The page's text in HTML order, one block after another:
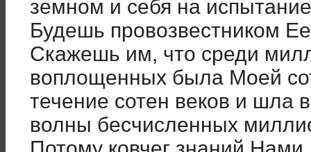
земном и себя на
Будешь провозвестником
Скажешь им, что среди
воплощенных была Моей
течение сотен веков и шла
волны бесчисленных